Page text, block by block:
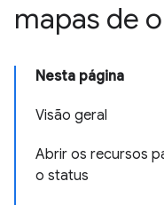
mapas de
Nesta página
Visão geral
Abrir os recursos
o status